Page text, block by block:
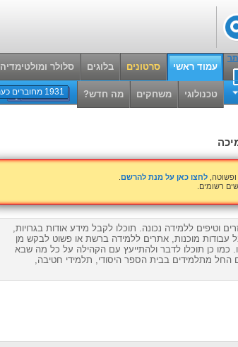
עמוד ראשי סרטונים בלוגים סלולר ומולטימדיה
טכנולוגי משחקים מה חדש? 1931 מחוברים כעת
לחצו כאן על מנת להרשם
רשומים.
וטיפים ללמידה נכונה. תוכלו לקבל מידע אודות בגרויות,
עבודות מוכנות, אתרים ללמידה ברשת או פשוט לבקש מן
כן תוכלו לדבר ולהתייעץ עם הקהילה על כל מה שבא
מתלמידים בבית הספר היסודי, תלמידי חטיבה,